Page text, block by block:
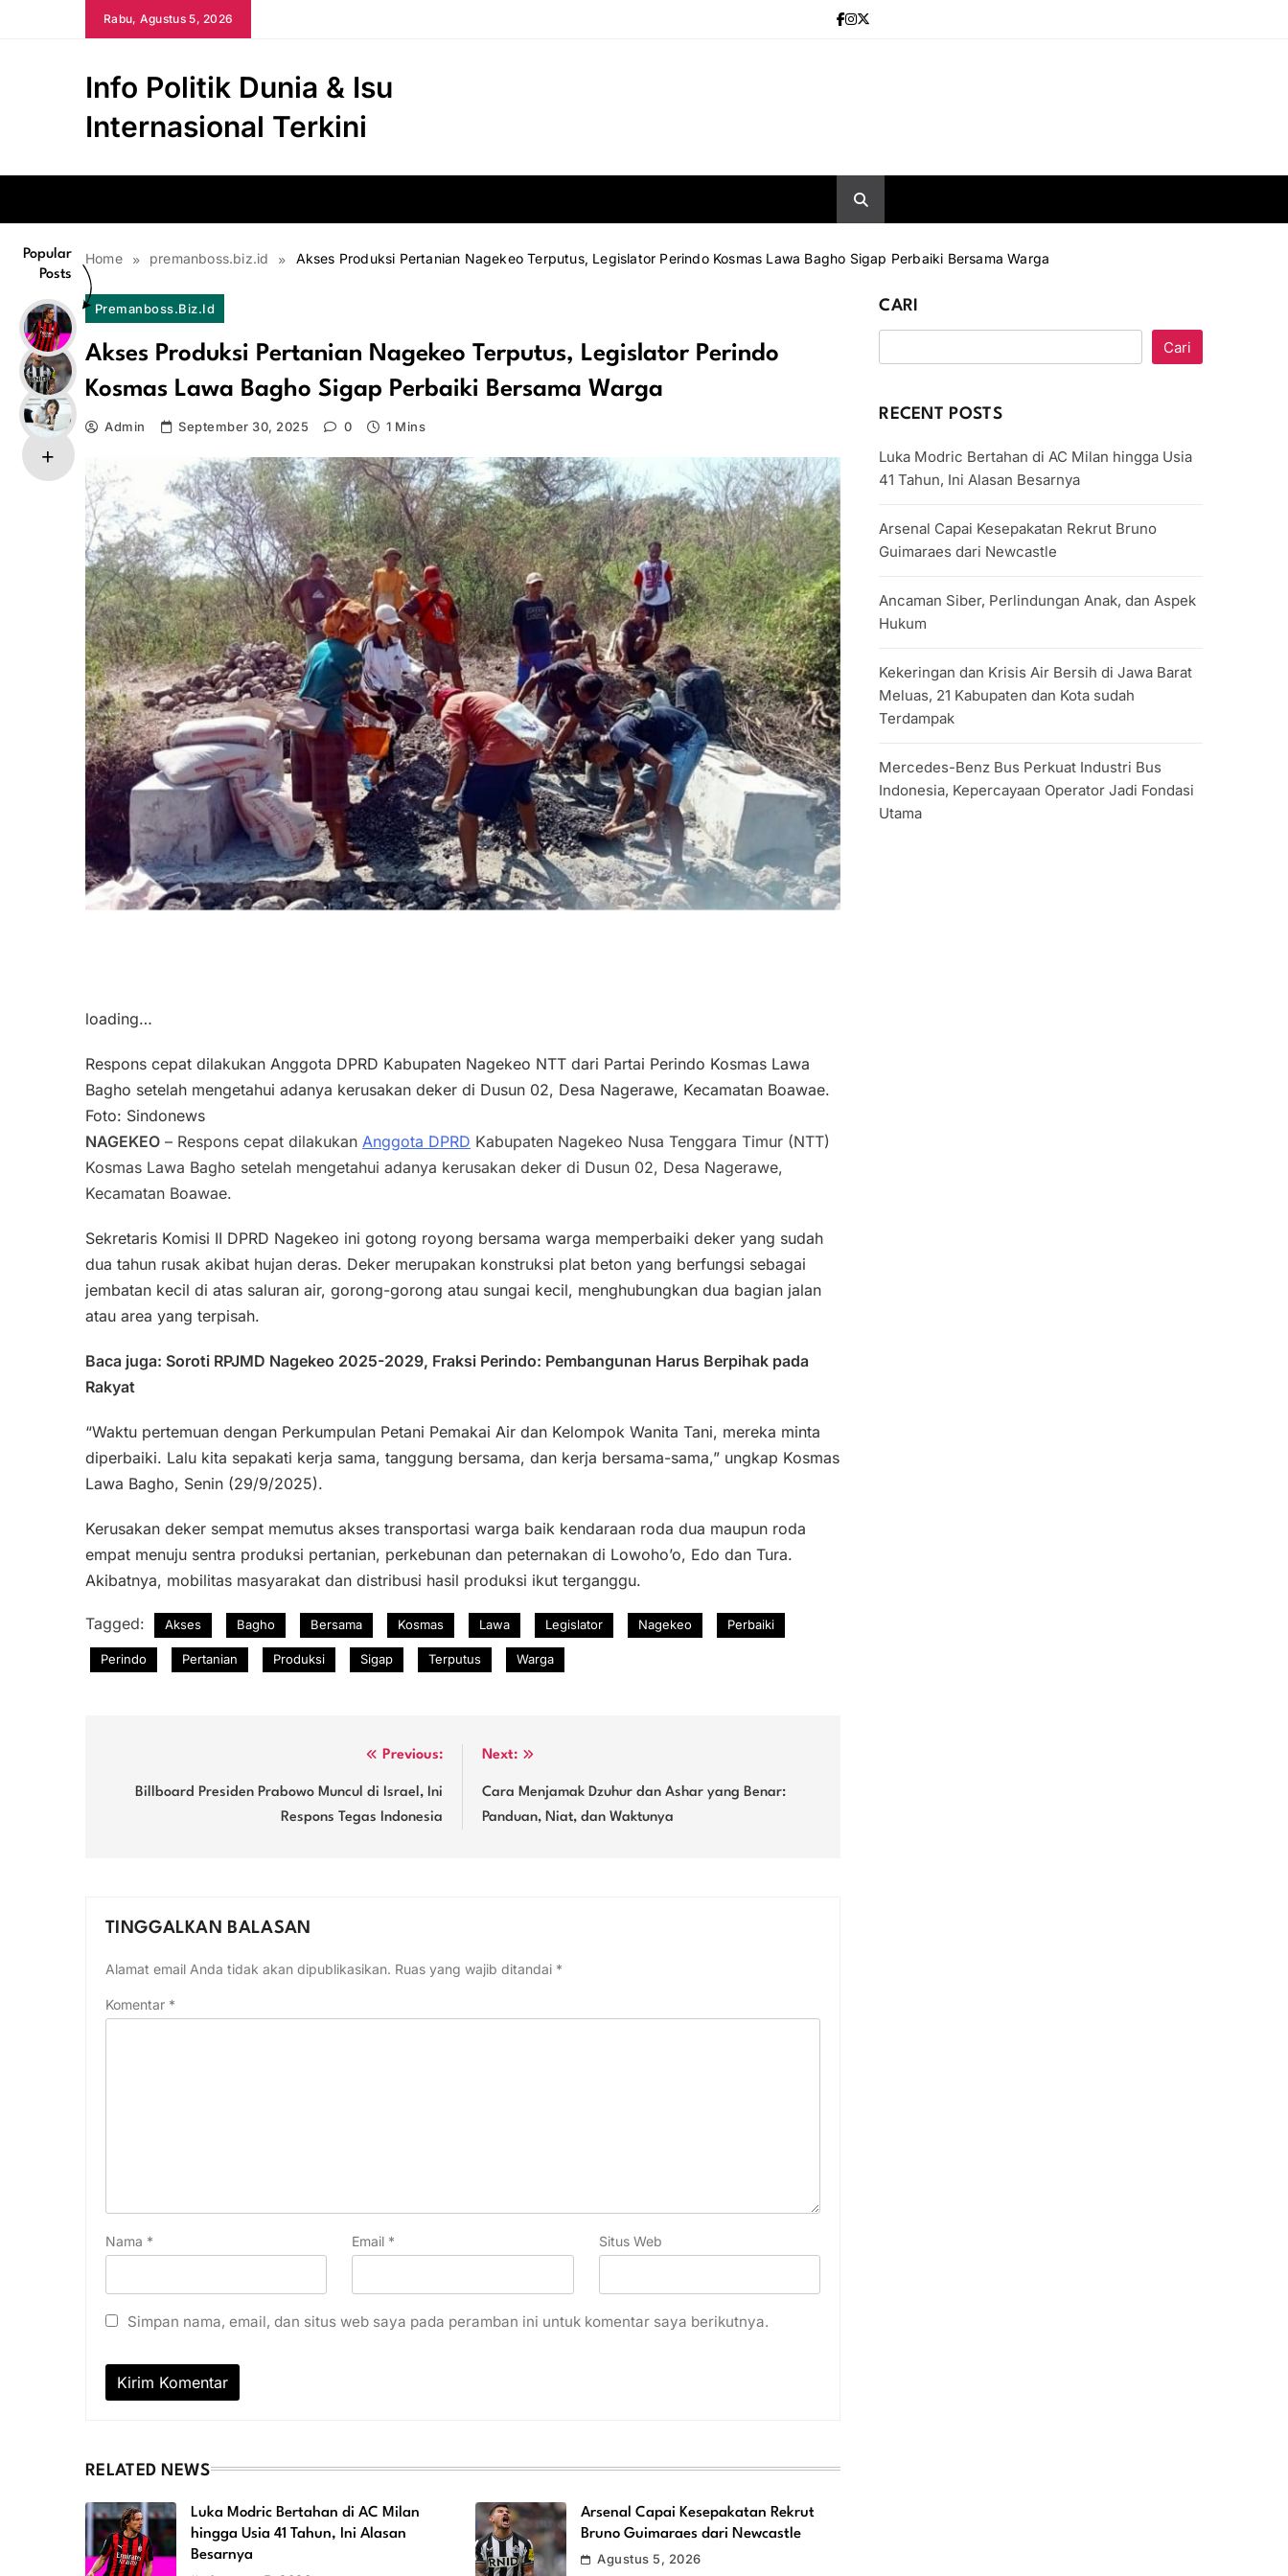
Rabu, Agustus 5, 2026
Info Politik Dunia & Isu
Internasional Terkini
Home premanboss.biz.id Akses Produksi Pertanian Nagekeo Terputus, Legislator Perindo Kosmas Lawa Bagho Sigap Perbaiki Bersama Warga
Popular
Posts
Premanboss.biz.id
Akses Produksi Pertanian Nagekeo Terputus, Legislator Perindo
Kosmas Lawa Bagho Sigap Perbaiki Bersama Warga
Admin September 30, 2025 0 1 Mins
loading…
Respons cepat dilakukan Anggota DPRD Kabupaten Nagekeo NTT dari Partai Perindo Kosmas Lawa
Bagho setelah mengetahui adanya kerusakan deker di Dusun 02, Desa Nagerawe, Kecamatan Boawae.
Foto: Sindonews
NAGEKEO – Respons cepat dilakukan Anggota DPRD Kabupaten Nagekeo Nusa Tenggara Timur (NTT)
Kosmas Lawa Bagho setelah mengetahui adanya kerusakan deker di Dusun 02, Desa Nagerawe,
Kecamatan Boawae.
Sekretaris Komisi II DPRD Nagekeo ini gotong royong bersama warga memperbaiki deker yang sudah
dua tahun rusak akibat hujan deras. Deker merupakan konstruksi plat beton yang berfungsi sebagai
jembatan kecil di atas saluran air, gorong-gorong atau sungai kecil, menghubungkan dua bagian jalan
atau area yang terpisah.
Baca juga: Soroti RPJMD Nagekeo 2025-2029, Fraksi Perindo: Pembangunan Harus Berpihak pada
Rakyat
“Waktu pertemuan dengan Perkumpulan Petani Pemakai Air dan Kelompok Wanita Tani, mereka minta
diperbaiki. Lalu kita sepakati kerja sama, tanggung bersama, dan kerja bersama-sama,” ungkap Kosmas
Lawa Bagho, Senin (29/9/2025).
Kerusakan deker sempat memutus akses transportasi warga baik kendaraan roda dua maupun roda
empat menuju sentra produksi pertanian, perkebunan dan peternakan di Lowoho’o, Edo dan Tura.
Akibatnya, mobilitas masyarakat dan distribusi hasil produksi ikut terganggu.
Tagged: Akses Bagho Bersama Kosmas Lawa Legislator Nagekeo Perbaiki
Perindo Pertanian Produksi Sigap Terputus Warga
pos
Previous:
Billboard Presiden Prabowo Muncul di Israel, Ini
Respons Tegas Indonesia
Next:
Cara Menjamak Dzuhur dan Ashar yang Benar:
Panduan, Niat, dan Waktunya
TINGGALKAN BALASAN
Alamat email Anda tidak akan dipublikasikan. Ruas yang wajib ditandai *
Komentar *
Nama * Email * Situs Web
Simpan nama, email, dan situs web saya pada peramban ini untuk komentar saya berikutnya.
RELATED NEWS
Luka Modric Bertahan di AC Milan
hingga Usia 41 Tahun, Ini Alasan
Besarnya
Arsenal Capai Kesepakatan Rekrut
Bruno Guimaraes dari Newcastle
Agustus 5, 2026
CARI
Cari
RECENT POSTS
Luka Modric Bertahan di AC Milan hingga Usia
41 Tahun, Ini Alasan Besarnya
Arsenal Capai Kesepakatan Rekrut Bruno
Guimaraes dari Newcastle
Ancaman Siber, Perlindungan Anak, dan Aspek
Hukum
Kekeringan dan Krisis Air Bersih di Jawa Barat
Meluas, 21 Kabupaten dan Kota sudah
Terdampak
Mercedes-Benz Bus Perkuat Industri Bus
Indonesia, Kepercayaan Operator Jadi Fondasi
Utama